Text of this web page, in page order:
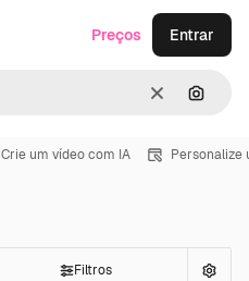
Limpar
Preços Entrar
Crie um vídeo com IA Personalize
Filtros